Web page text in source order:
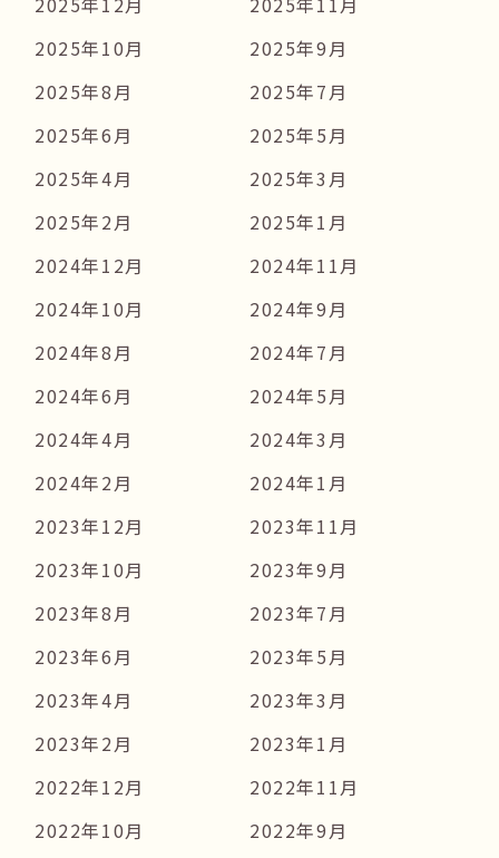
2025年10月
2025年9月
2025年8月
2025年7月
2025年6月
2025年5月
2025年4月
2025年3月
2025年2月
2025年1月
2024年12月
2024年11月
2024年10月
2024年9月
2024年8月
2024年7月
2024年6月
2024年5月
2024年4月
2024年3月
2024年2月
2024年1月
2023年12月
2023年11月
2023年10月
2023年9月
2023年8月
2023年7月
2023年6月
2023年5月
2023年4月
2023年3月
2023年2月
2023年1月
2022年12月
2022年11月
2022年10月
2022年9月